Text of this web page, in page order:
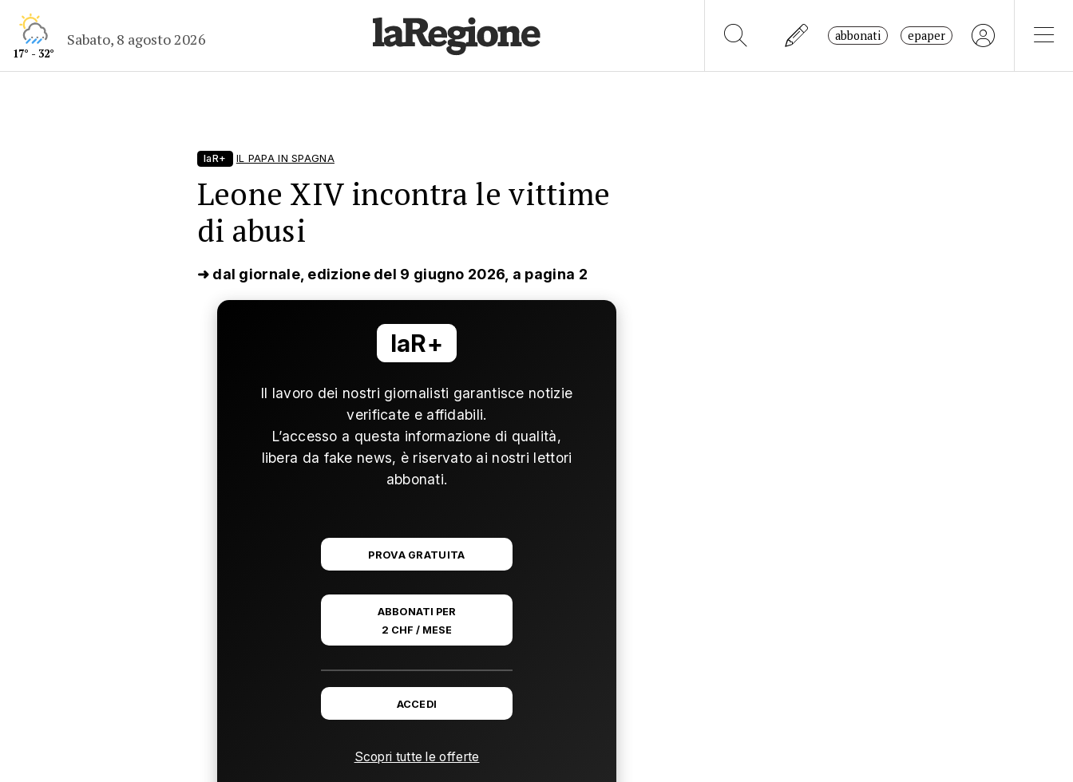
17° - 32°
Sabato, 8 agosto 2026 abbonati epaper
laR+ IL PAPA IN SPAGNA
Leone XIV incontra le vittime
di abusi
➜ dal giornale, edizione del 9 giugno 2026, a pagina 2
laR+
Il lavoro dei nostri giornalisti garantisce notizie
verificate e affidabili.
L’accesso a questa informazione di qualità,
libera da fake news, è riservato ai nostri lettori
abbonati.
PROVA GRATUITA
ABBONATI PER
2 CHF / MESE
ACCEDI
Scopri tutte le offerte